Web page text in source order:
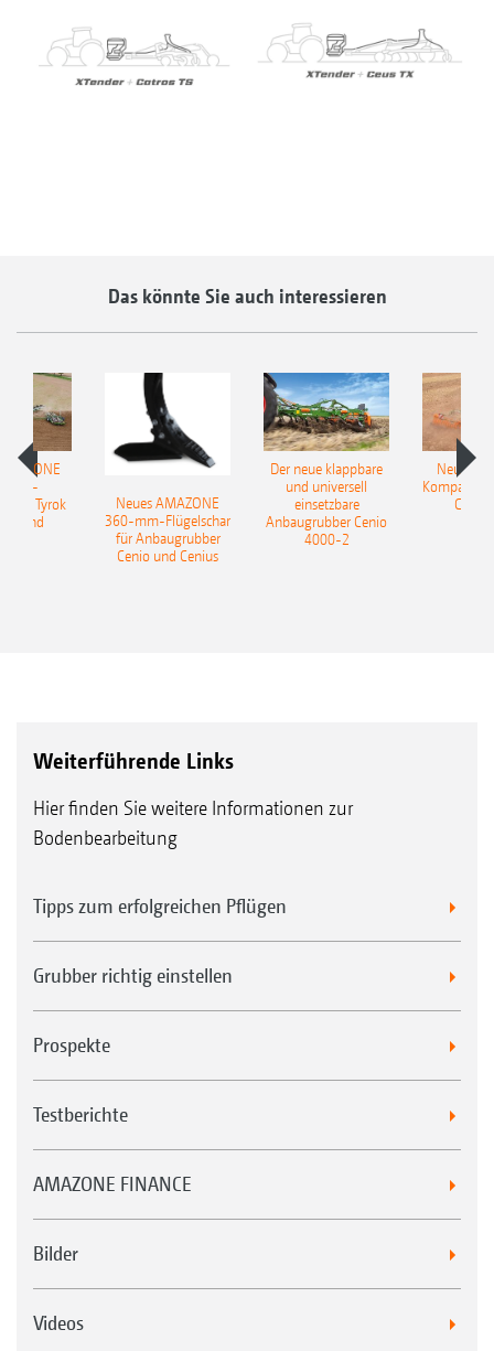
Das könnte Sie auch interessieren
Tyrok
Neues AMAZONE
360-mm-Flügelschar
für Anbaugrubber
Cenio und Cenius
Der neue klappbare
und universell
einsetzbare
Anbaugrubber Cenio
4000-2
Neue
Weiterführende Links
Hier finden Sie weitere Informationen zur
Bodenbearbeitung
Tipps zum erfolgreichen Pflügen
Grubber richtig einstellen
Prospekte
Testberichte
AMAZONE FINANCE
Bilder
Videos